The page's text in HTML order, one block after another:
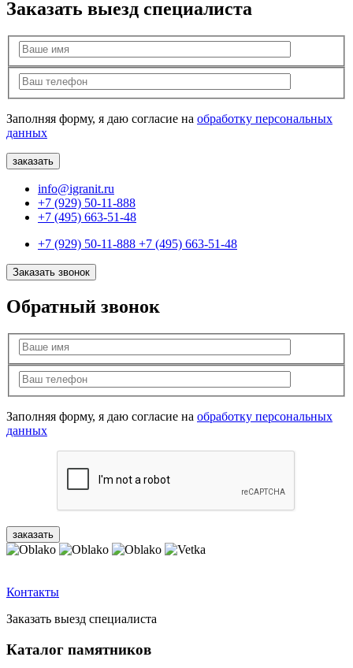
Заказать выезд специалиста
Заполняя форму, я даю согласие на обработку персональных
данных
info@igranit.ru
+7 (929) 50-11-888
+7 (495) 663-51-48
+7 (929) 50-11-888 +7 (495) 663-51-48
Заказать звонок
Обратный звонок
Заполняя форму, я даю согласие на обработку персональных
данных
Контакты
Заказать выезд специалиста
Каталог памятников